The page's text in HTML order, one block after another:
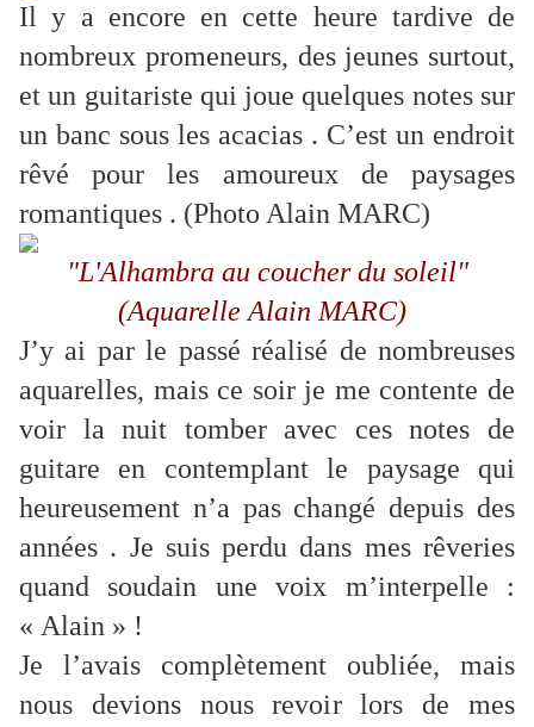
Il y a encore en cette heure tardive de
nombreux promeneurs, des jeunes surtout,
et un guitariste qui joue quelques notes sur
un banc sous les acacias . C’est un endroit
rêvé pour les amoureux de paysages
romantiques . (Photo Alain MARC)
"L'Alhambra au coucher du soleil"
(Aquarelle Alain MARC)
J’y ai par le passé réalisé de nombreuses
aquarelles, mais ce soir je me contente de
voir la nuit tomber avec ces notes de
guitare en contemplant le paysage qui
heureusement n’a pas changé depuis des
années . Je suis perdu dans mes rêveries
quand soudain une voix m’interpelle :
« Alain » !
Je l’avais complètement oubliée, mais
nous devions nous revoir lors de mes